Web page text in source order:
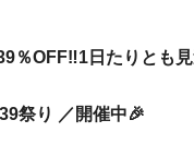
％OFF‼️1日たりとも
祭り ／開催中🎉